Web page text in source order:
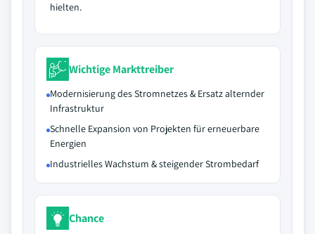
hielten.
Wichtige Markttreiber
Modernisierung des Stromnetzes & Ersatz alternder
Infrastruktur
Schnelle Expansion von Projekten für erneuerbare
Energien
Industrielles Wachstum & steigender Strombedarf
Chance